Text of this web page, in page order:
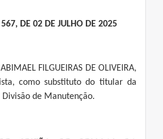
DE 02 DE JULHO DE 2025
FILGUEIRAS DE OLIVEIRA,
como substituto do titular da
de Manutenção.